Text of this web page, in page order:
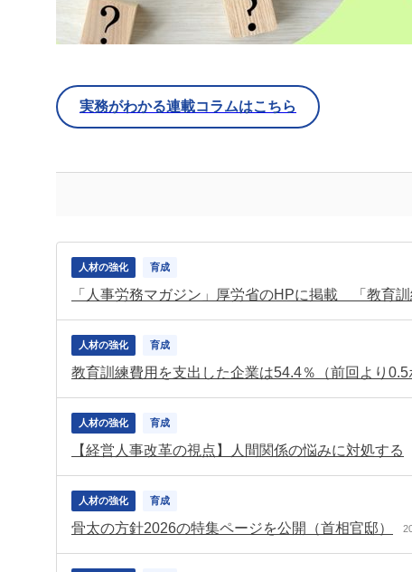
実務がわかる連載コラムはこちら
人材の強化 育成
「人事労務マガジン」厚労省のHPに掲載 「教育
人材の強化 育成
教育訓練費用を支出した企業は54.4％（前回より
人材の強化 育成
【経営人事改革の視点】人間関係の悩みに対処する
人材の強化 育成
骨太の方針2026の特集ページを公開（首相官邸）